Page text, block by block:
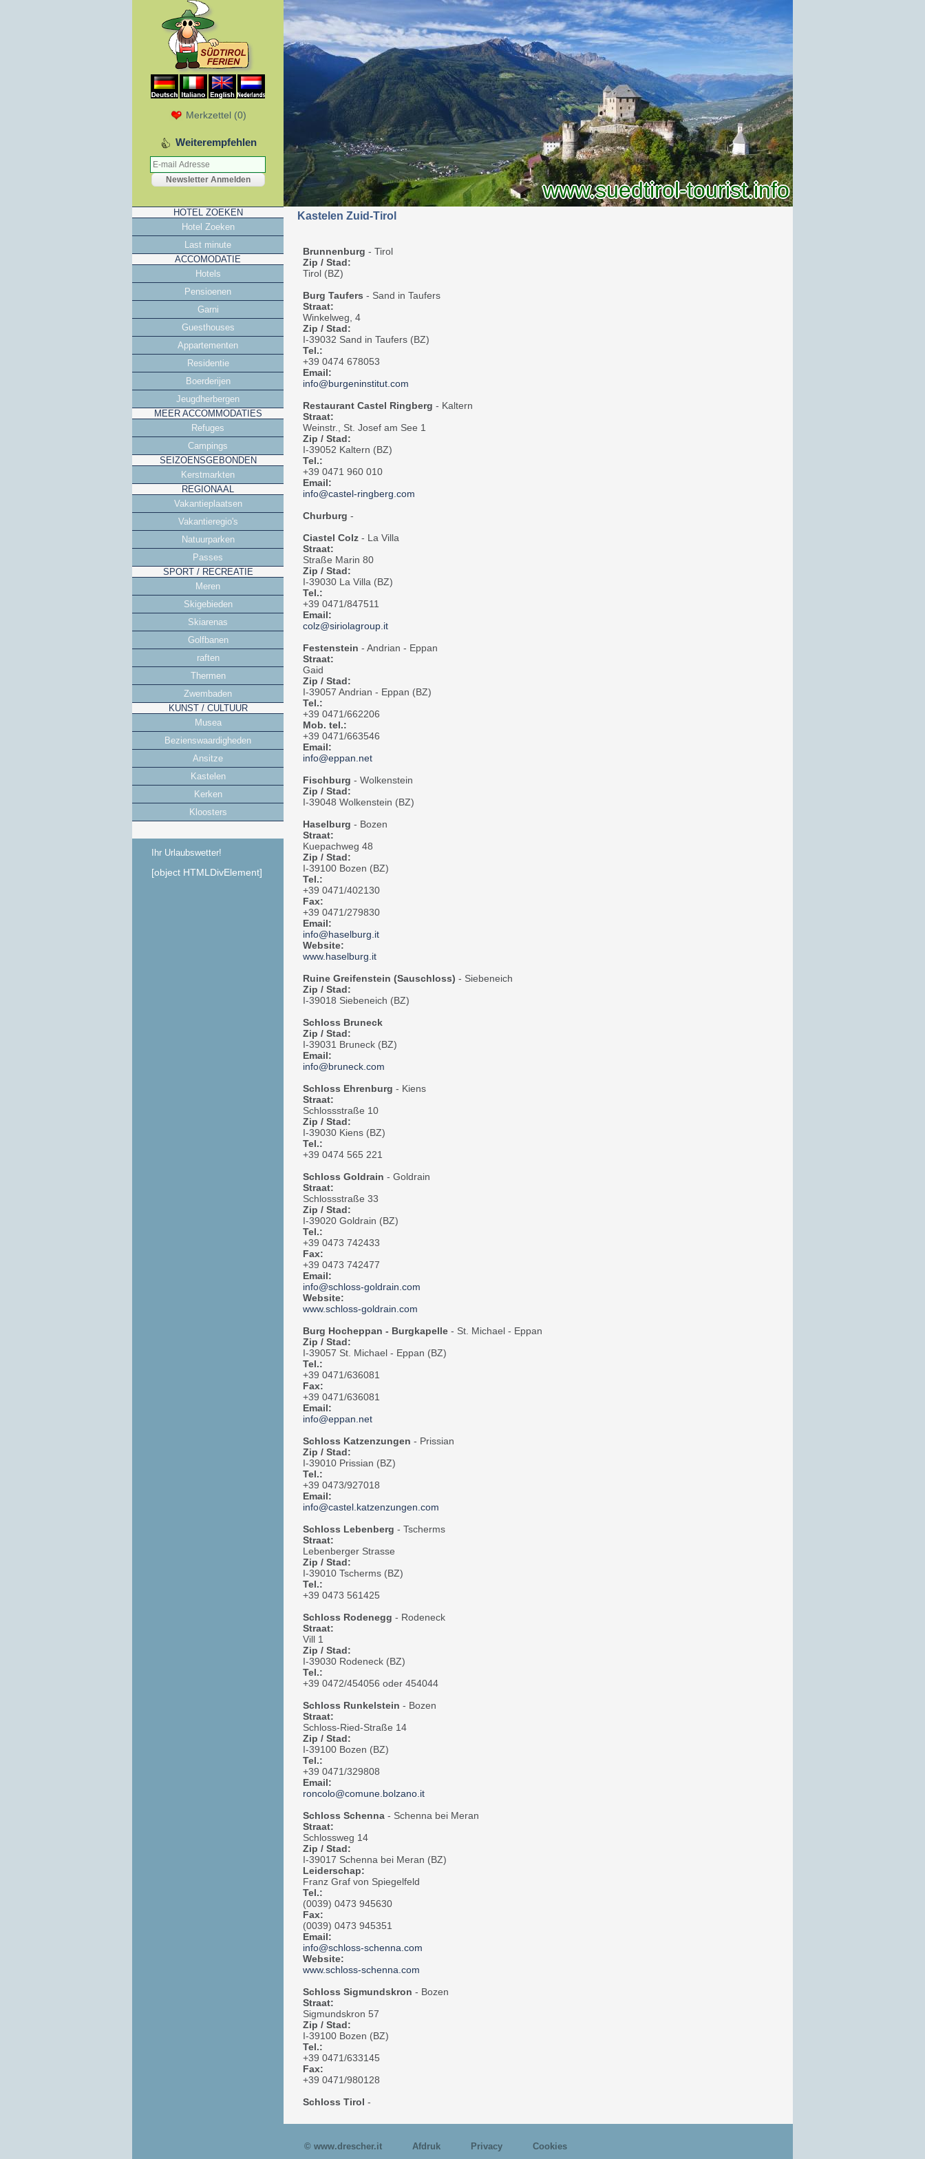
www.suedtirol-tourist.info
Kastelen Zuid-Tirol
Brunnenburg - Tirol
Zip / Stad:
Tirol (BZ)
Burg Taufers - Sand in Taufers
Straat:
Winkelweg, 4
Zip / Stad:
I-39032 Sand in Taufers (BZ)
Tel.:
+39 0474 678053
Email:
info@burgeninstitut.com
Restaurant Castel Ringberg - Kaltern
Straat:
Weinstr., St. Josef am See 1
Zip / Stad:
I-39052 Kaltern (BZ)
Tel.:
+39 0471 960 010
Email:
info@castel-ringberg.com
Churburg -
Ciastel Colz - La Villa
Straat:
Straße Marin 80
Zip / Stad:
I-39030 La Villa (BZ)
Tel.:
+39 0471/847511
Email:
colz@siriolagroup.it
Festenstein - Andrian - Eppan
Straat:
Gaid
Zip / Stad:
I-39057 Andrian - Eppan (BZ)
Tel.:
+39 0471/662206
Mob. tel.:
+39 0471/663546
Email:
info@eppan.net
Fischburg - Wolkenstein
Zip / Stad:
I-39048 Wolkenstein (BZ)
Haselburg - Bozen
Straat:
Kuepachweg 48
Zip / Stad:
I-39100 Bozen (BZ)
Tel.:
+39 0471/402130
Fax:
+39 0471/279830
Email:
info@haselburg.it
Website:
www.haselburg.it
Ruine Greifenstein (Sauschloss) - Siebeneich
Zip / Stad:
I-39018 Siebeneich (BZ)
Schloss Bruneck
Zip / Stad:
I-39031 Bruneck (BZ)
Email:
info@bruneck.com
Schloss Ehrenburg - Kiens
Straat:
Schlossstraße 10
Zip / Stad:
I-39030 Kiens (BZ)
Tel.:
+39 0474 565 221
Schloss Goldrain - Goldrain
Straat:
Schlossstraße 33
Zip / Stad:
I-39020 Goldrain (BZ)
Tel.:
+39 0473 742433
Fax:
+39 0473 742477
Email:
info@schloss-goldrain.com
Website:
www.schloss-goldrain.com
Burg Hocheppan - Burgkapelle - St. Michael - Eppan
Zip / Stad:
I-39057 St. Michael - Eppan (BZ)
Tel.:
+39 0471/636081
Fax:
+39 0471/636081
Email:
info@eppan.net
Schloss Katzenzungen - Prissian
Zip / Stad:
I-39010 Prissian (BZ)
Tel.:
+39 0473/927018
Email:
info@castel.katzenzungen.com
Schloss Lebenberg - Tscherms
Straat:
Lebenberger Strasse
Zip / Stad:
I-39010 Tscherms (BZ)
Tel.:
+39 0473 561425
Schloss Rodenegg - Rodeneck
Straat:
Vill 1
Zip / Stad:
I-39030 Rodeneck (BZ)
Tel.:
+39 0472/454056 oder 454044
Schloss Runkelstein - Bozen
Straat:
Schloss-Ried-Straße 14
Zip / Stad:
I-39100 Bozen (BZ)
Tel.:
+39 0471/329808
Email:
roncolo@comune.bolzano.it
Schloss Schenna - Schenna bei Meran
Straat:
Schlossweg 14
Zip / Stad:
I-39017 Schenna bei Meran (BZ)
Leiderschap:
Franz Graf von Spiegelfeld
Tel.:
(0039) 0473 945630
Fax:
(0039) 0473 945351
Email:
info@schloss-schenna.com
Website:
www.schloss-schenna.com
Schloss Sigmundskron - Bozen
Straat:
Sigmundskron 57
Zip / Stad:
I-39100 Bozen (BZ)
Tel.:
+39 0471/633145
Fax:
+39 0471/980128
Schloss Tirol -
Merkzettel (0)
Weiterempfehlen
HOTEL ZOEKEN
Hotel Zoeken
Last minute
ACCOMODATIE
Hotels
Pensioenen
Garni
Guesthouses
Appartementen
Residentie
Boerderijen
Jeugdherbergen
MEER ACCOMMODATIES
Refuges
Campings
SEIZOENSGEBONDEN
Kerstmarkten
REGIONAAL
Vakantieplaatsen
Vakantieregio's
Natuurparken
Passes
SPORT / RECREATIE
Meren
Skigebieden
Skiarenas
Golfbanen
raften
Thermen
Zwembaden
KUNST / CULTUUR
Musea
Bezienswaardigheden
Ansitze
Kastelen
Kerken
Kloosters
Ihr Urlaubswetter!
[object HTMLDivElement]
© www.drescher.it Afdruk Privacy Cookies